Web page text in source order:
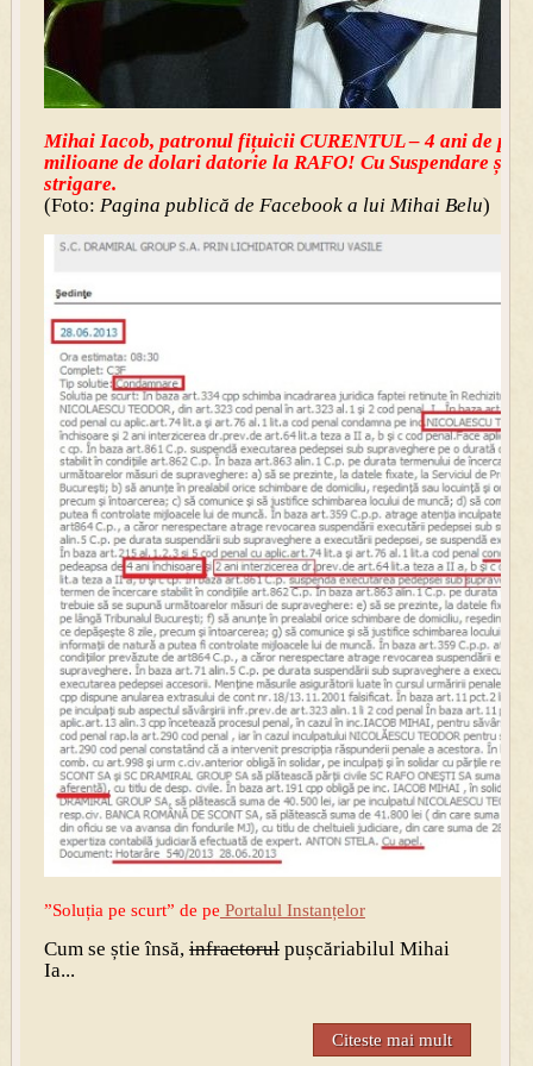
Mihai Iacob, patronul fițuicii CURENTUL – 4 ani de
milioane de dolari datorie la RAFO! Cu Suspendare și
strigare.
(Foto: Pagina publică de Facebook a lui Mihai Belu)
”Soluția pe scurt” de pe Portalul Instanțelor
Cum se știe însă, infractorulpușcăriabilul Mihai
Ia...
Citeste mai mult